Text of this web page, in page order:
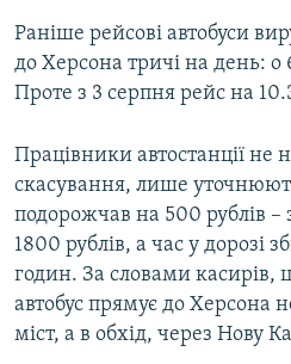
Раніше рейсові автобуси
до Херсона тричі на день: о
Проте з 3 серпня рейс на
Працівники автостанції
скасування, лише
подорожчав на 500 рублів
1800 рублів, а час у дорозі
годин. За словами
автобус прямує до Херсона
міст, а в обхід, через Нову